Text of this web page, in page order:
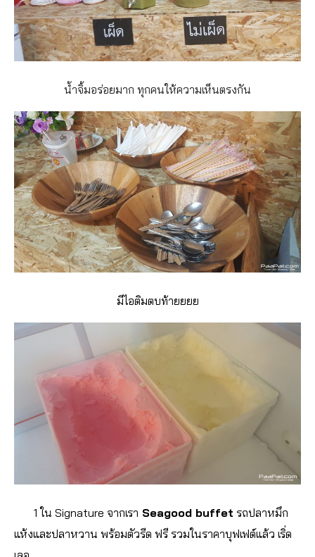
น้ำจิ้มอร่อยมาก ทุกคนให้ความเห็นตรงกัน
มีไอติมตบท้ายยยย
1 ใน Signature จากเรา Seagood buffet รถปลาหมึก
แห้งและปลาหวาน พร้อมตัวรีด ฟรี รวมในราคาบุฟเฟต์แล้ว เริ่ด